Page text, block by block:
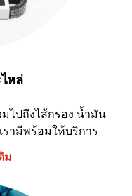
หล่
ไปถึงไส้กรอง น้ำมัน
รามีพร้อมให้บริการ
ม